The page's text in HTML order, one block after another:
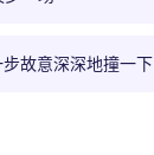
故意深深地撞一下